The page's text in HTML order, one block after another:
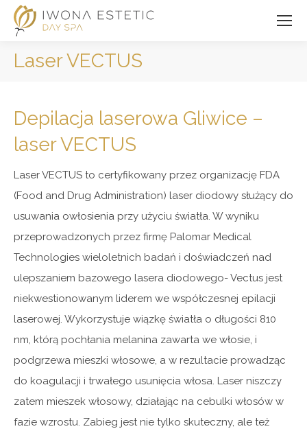
Laser VECTUS
Depilacja laserowa Gliwice –
laser VECTUS
Laser VECTUS to certyfikowany przez organizację FDA
(Food and Drug Administration) laser diodowy służący do
usuwania owłosienia przy użyciu światła. W wyniku
przeprowadzonych przez firmę Palomar Medical
Technologies wieloletnich badań i doświadczeń nad
ulepszaniem bazowego lasera diodowego- Vectus jest
niekwestionowanym liderem we współczesnej epilacji
laserowej. Wykorzystuje wiązkę światła o długości 810
nm, którą pochłania melanina zawarta we włosie, i
podgrzewa mieszki włosowe, a w rezultacie prowadząc
do koagulacji i trwałego usunięcia włosa. Laser niszczy
zatem mieszek włosowy, działając na cebulki włosów w
fazie wzrostu. Zabieg jest nie tylko skuteczny, ale też